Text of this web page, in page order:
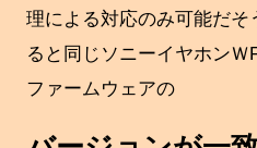
理による対応のみ可能だそ
ると同じソニーイヤホン
ファームウェアの